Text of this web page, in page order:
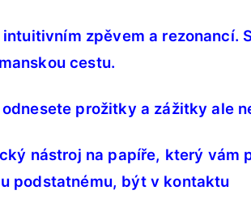
20:00
zpěvem a rezonancí.
cestu.
prožitky a zážitky ale
nástroj na papíře, který vám
podstatnému, být v kontaktu